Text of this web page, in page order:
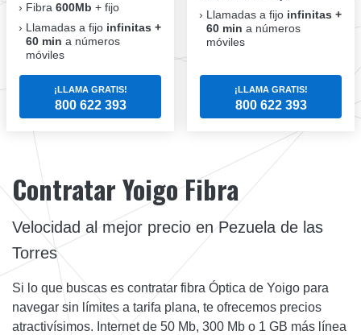
Fibra 600Mb + fijo
Llamadas a fijo infinitas +
60 min a números
móviles
¡LLAMA GRATIS!
800 622 393
Llamadas a fijo infinitas +
60 min a números
móviles
¡LLAMA GRATIS!
800 622 393
Contratar Yoigo Fibra
Velocidad al mejor precio en Pezuela de las
Torres
Si lo que buscas es contratar fibra Óptica de Yoigo para
navegar sin límites a tarifa plana, te ofrecemos precios
atractivísimos. Internet de 50 Mb, 300 Mb o 1 GB más línea